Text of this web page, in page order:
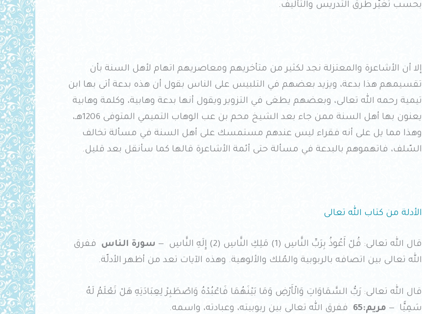
بحسب تغيّر طرق التدريس والتأليف.
إلا أن الأشاعرة والمعتزلة نجد لكثير من متأخريهم ومعاصريهم اتهام لأهل السنة بأن
تقسيمهم هذا بدعة، ويزيد بعضهم في التلبيس على الناس بقول أن هذه بدعة أتى بها ابن
تيمية رحمه الله تعالى، وبعضهم يطغى في التزوير ويقول أنها بدعة وهابية، وكلمة وهابية
يعنون بها أهل السنة ممن جاء بعد الشيخ محم بن عب الوهاب التميمي المتوفى 1206هـ،
وهذا مما يل على أنه فقراء ليس عندهم مستمسك على أهل السنة في مسألة تخالف
السّلف، فاتهموهم بالبدعة في مسألة حتى أئمة الأشاعرة قالها كما سأنقل بعد قليل.
الأدلة من كتاب الله تعالى
قال الله تعالى: قُلْ أَعُوذُ بِرَبِّ النَّاسِ (1) مَلِكِ النَّاسِ (2) إِلَهِ النَّاسِ — سورة الناس ففرق
الله تعالى بين اتصافه بالربوبية والمٌلك والألوهية. وهذه الآيات تعد من أظهر الأدلّة.
قال الله تعالى: رَبُّ السَّمَاوَاتِ وَالْأَرْضِ وَمَا بَيْنَهُمَا فَاعْبُدْهُ وَاصْطَبِرْ لِعِبَادَتِهِ هَلْ تَعْلَمُ لَهُ
سَمِيًّا — مريم:65 ففرق الله تعالى بين ربوبيته، وعبادته، واسمه.